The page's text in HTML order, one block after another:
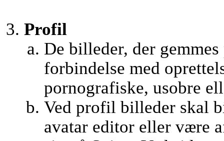
Profil
De billeder, der
forbindelse med
pornografiske, usobre
Ved profil billeder skal
avatar editor eller være